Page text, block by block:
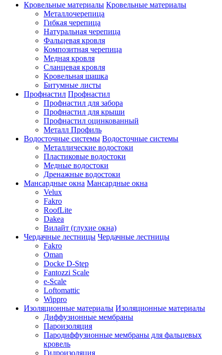
Кровельные материалы Кровельные материалы
Металлочерепица
Гибкая черепица
Натуральная черепица
Фальцевая кровля
Композитная черепица
Медная кровля
Сланцевая кровля
Кровельная шашка
Битумные листы
Профнастил Профнастил
Профнастил для забора
Профнастил для крыши
Профнастил оцинкованный
Металл Профиль
Водосточные системы Водосточные системы
Металлические водостоки
Пластиковые водостоки
Медные водостоки
Дренажные водостоки
Мансардные окна Мансардные окна
Velux
Fakro
RoofLite
Dakea
Вилайт (глухие окна)
Чердачные лестницы Чердачные лестницы
Fakro
Oman
Docke D-Step
Fantozzi Scale
e-Scale
Loftomattic
Wippro
Изоляционные материалы Изоляционные материалы
Диффузионные мембраны
Пароизоляция
Пародиффузионные мембраны для фальцевых
кровель
Гидроизоляция